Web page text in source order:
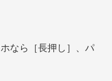
なら［長押し］、パ